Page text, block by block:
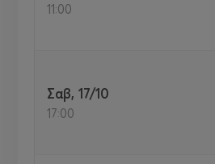
11:00
Σαβ, 17/10
17:00